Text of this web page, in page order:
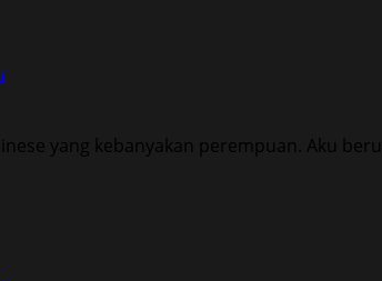
yang kebanyakan perempuan. Aku